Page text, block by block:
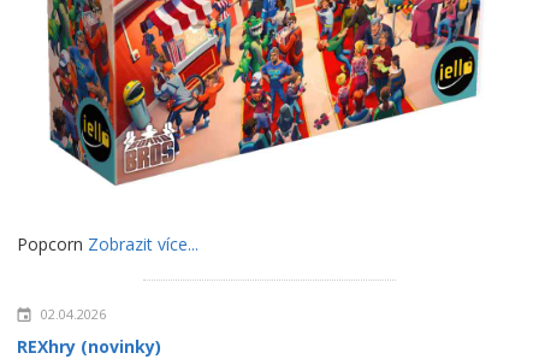
Popcorn Zobrazit více...
02.04.2026
REXhry (novinky)